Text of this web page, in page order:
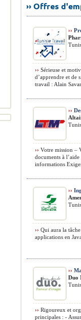
›› Offres
››
›› Sérieuse et
d’apprendre et de
travail : Alain
››
›› Votre mission –
documents à
informations
››
›› Qui aura la
applications en
››
Duo
›› Rigoureux et
principales : -